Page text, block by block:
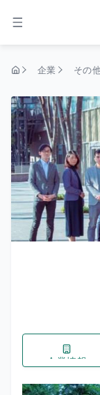
メニュー
企業 その
企業情報